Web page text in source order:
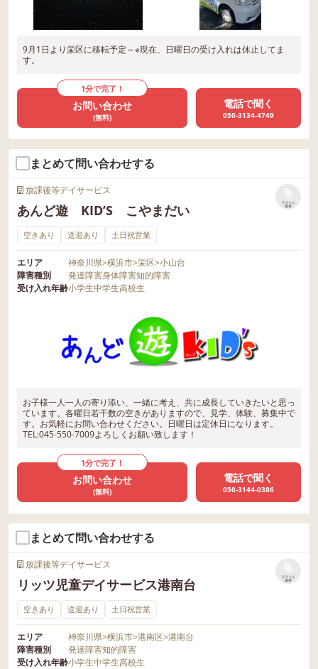
9月1日より栄区に移転予定～※現在、日曜日の受け入れは休止してま
す。
1分で完了！
お問い合わせ
(無料)
電話で聞く
050-3134-4749
まとめて問い合わせする
放課後等デイサービス
あんど遊 KID’S こやまだい
リストに
保存
空きあり 送迎あり 土日祝営業
エリア 神奈川県>横浜市>栄区>小山台
障害種別
発達障害身体障害知的障害
受け入れ年齢小学生中学生高校生
お子様一人一人の寄り添い、一緒に考え、共に成長していきたいと思っ
ています。各曜日若干数の空きがありますので、見学、体験、募集中で
す。お気軽にお問い合わせください。日曜日は定休日になります。
TEL:045-550-7009よろしくお願い致します！
1分で完了！
お問い合わせ
(無料)
電話で聞く
050-3144-0386
まとめて問い合わせする
放課後等デイサービス
リッツ児童デイサービス港南台
リストに
保存
空きあり 送迎あり 土日祝営業
エリア 神奈川県>横浜市>港南区>港南台
障害種別
発達障害知的障害
受け入れ年齢小学生中学生高校生